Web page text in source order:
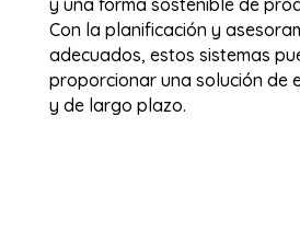
y una forma sostenible de
Con la planificación y
adecuados, estos sistemas
proporcionar una solución de
y de largo plazo.